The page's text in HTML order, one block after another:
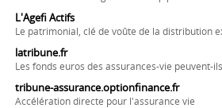
L'Agefi Actifs
Le patrimonial, clé de voûte de la distribution
latribune.fr
Les fonds euros des assurances-vie peuvent-
tribune-assurance.optionfinance.fr
Accélération directe pour l'assurance vie